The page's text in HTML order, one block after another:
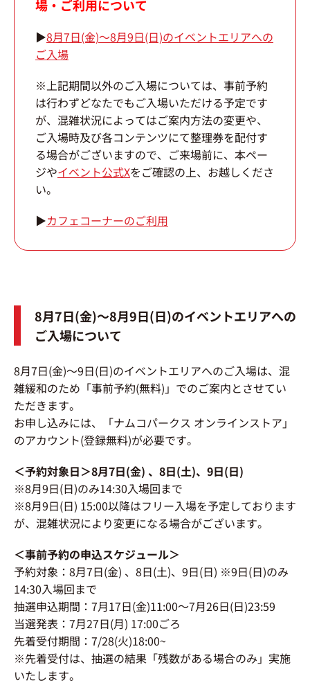
場・ご利用について
▶8月7日(金)～8月9日(日)のイベントエリアへの
ご入場
※上記期間以外のご入場については、事前予約
は行わずどなたでもご入場いただける予定です
が、混雑状況によってはご案内方法の変更や、
ご入場時及び各コンテンツにて整理券を配付す
る場合がございますので、ご来場前に、本ペー
ジやイベント公式Xをご確認の上、お越しくださ
い。
▶カフェコーナーのご利用
8月7日(金)～8月9日(日)のイベントエリアへの
ご入場について
8月7日(金)～9日(日)のイベントエリアへのご入場は、混
雑緩和のため「事前予約(無料)」でのご案内とさせてい
ただきます。
お申し込みには、「ナムコパークス オンラインストア」
のアカウント(登録無料)が必要です。
＜予約対象日＞8月7日(金) 、8日(土)、9日(日)
※8月9日(日)のみ14:30入場回まで
※8月9日(日) 15:00以降はフリー入場を予定しております
が、混雑状況により変更になる場合がございます。
＜事前予約の申込スケジュール＞
予約対象：8月7日(金) 、8日(土)、9日(日) ※9日(日)のみ
14:30入場回まで
抽選申込期間：7月17日(金)11:00～7月26日(日)23:59
当選発表：7月27日(月) 17:00ごろ
先着受付期間：7/28(火)18:00~
※先着受付は、抽選の結果「残数がある場合のみ」実施
いたします。